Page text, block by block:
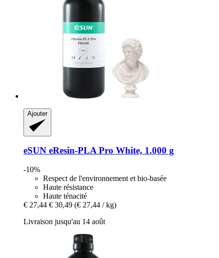
Ajouter
eSUN eResin-​PLA Pro White, 1.000 g
-10%
Respect de l'environnement et bio-basée
Haute résistance
Haute ténacité
€ 27,44 € 30,49 (€ 27,44 / kg)
Livraison jusqu'au 14 août